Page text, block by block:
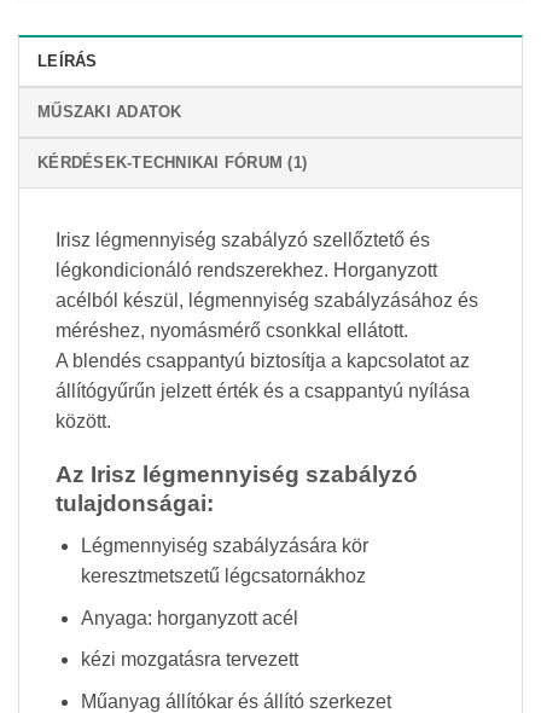
LEÍRÁS
MŰSZAKI ADATOK
KÉRDÉSEK-TECHNIKAI FÓRUM (1)
Irisz légmennyiség szabályzó szellőztető és
légkondicionáló rendszerekhez. Horganyzott
acélból készül, légmennyiség szabályzásához és
méréshez, nyomásmérő csonkkal ellátott.
A blendés csappantyú biztosítja a kapcsolatot az
állítógyűrűn jelzett érték és a csappantyú nyílása
között.
Az Irisz légmennyiség szabályzó
tulajdonságai:
Légmennyiség szabályzására kör
keresztmetszetű légcsatornákhoz
Anyaga: horganyzott acél
kézi mozgatásra tervezett
Műanyag állítókar és állító szerkezet